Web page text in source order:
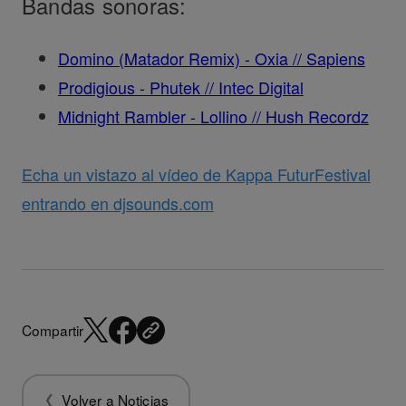
Domino (Matador Remix) - Oxia // Sapiens
Prodigious - Phutek // Intec Digital
Midnight Rambler - Lollino // Hush Recordz
Echa un vistazo al vídeo de Kappa FuturFestival
entrando en djsounds.com
Compartir
Volver a Noticias